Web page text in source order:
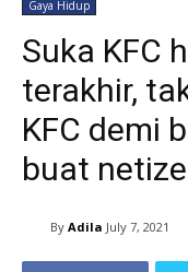
Gaya Hidup
Suka KFC
terakhir,
KFC demi
buat
By Adila July 7, 2021